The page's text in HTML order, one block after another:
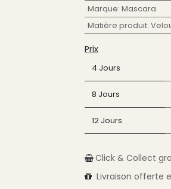
Marque: Mascara
Matière produit:
Prix
4 Jours
8 Jours
12 Jours
Click & Collect
Livraison offerte